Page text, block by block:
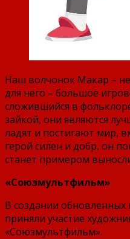
Наш волчонок Макар –
для него – большое
сложившийся в
зайкой, они являются
ладят и постигают мир,
герой силен и добр, он
станет примером
«Союзмультфильм»
В создании обновлённых
приняли участие
«Союзмультфильм».